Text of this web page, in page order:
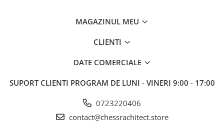
MAGAZINUL MEU
CLIENTI
DATE COMERCIALE
SUPORT CLIENTI PROGRAM DE LUNI - VINERI 9:00 - 17:00
0723220406
contact@chessrachitect.store